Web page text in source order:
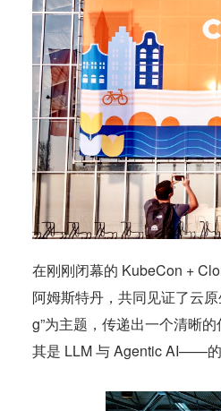
在刚刚闭幕的 KubeCon +
阿姆斯特丹，共同见证了云
g”为主题，传递出一个清晰
其是 LLM 与 Agentic AI——的